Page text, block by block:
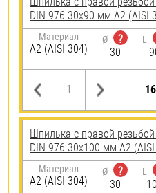
DIN 976 30х90 мм А2 (AISI
Материал
А2 (AISI 304)
Ø
?
30
L
Шпилька с правой
DIN 976 30х100 мм А2
Материал
А2 (AISI 304)
Ø
?
30
L